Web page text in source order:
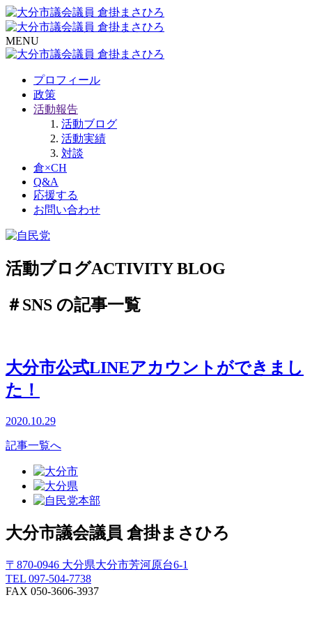
MENU
プロフィール
政策
活動報告
活動ブログ
活動実績
対談
倉×CH
Q&A
応援する
お問い合わせ
活動ブログACTIVITY BLOG
＃SNS の記事一覧
大分市公式LINEアカウントができまし
た！
2020.10.29
記事一覧へ
大分市議会議員 倉掛まさひろ
〒870-0946 大分県大分市芳河原台6-1
TEL 097-504-7738
FAX 050-3606-3937